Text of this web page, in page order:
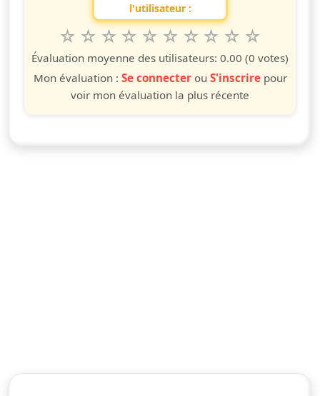
l'utilisateur :
questo spettacolo da 1 a 10 étoiles
10
étoiles
9
étoiles
8
étoiles
7
étoiles
6
étoiles
5
étoiles
4
étoiles
3
étoiles
2
étoiles
étoile
Évaluation moyenne des utilisateurs: 0.00 (0 votes)
Mon évaluation : Se connecterou S'inscrirepour
voir mon évaluation la plus récente